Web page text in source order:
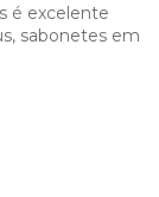
é excelente
sabonetes em